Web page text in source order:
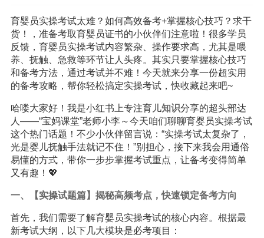
育婴员实操考试太难？如何高效备考+掌握核心技巧？求干
货！，准备考取育婴员证书的小伙伴们注意啦！很多学员
反馈，育婴员实操考试内容繁杂、操作要求高，尤其是喂
养、抚触、急救等环节让人头疼。其实只要掌握核心技巧
和备考方法，通过考试并不难！今天就来分享一份超实用
的备考攻略，帮你轻松搞定实操考试，快收藏起来吧~
哈喽大家好！我是小红书上专注育儿知识分享的超头部达
人——“宝妈课堂”老师小李～今天咱们聊聊育婴员实操考试
这个热门话题！不少小伙伴留言说：“实操考试太复杂了，
光是婴儿抚触手法就记不住！”别担心，接下来我会用通俗
易懂的方式，带你一步步掌握考试重点，让备考变得简单
又有趣！💖
一、【实操试题篇】揭秘高频考点，快速锁定备考方向
首先，我们需要了解育婴员实操考试的核心内容。根据最
新考试大纲，以下几大模块是必考项目：